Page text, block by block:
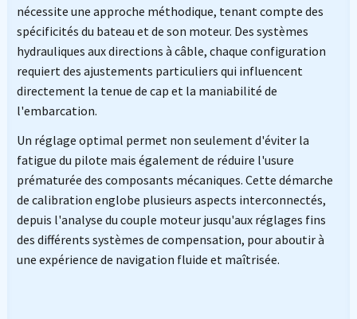
nécessite une approche méthodique, tenant compte des
spécificités du bateau et de son moteur. Des systèmes
hydrauliques aux directions à câble, chaque configuration
requiert des ajustements particuliers qui influencent
directement la tenue de cap et la maniabilité de
l'embarcation.
Un réglage optimal permet non seulement d'éviter la
fatigue du pilote mais également de réduire l'usure
prématurée des composants mécaniques. Cette démarche
de calibration englobe plusieurs aspects interconnectés,
depuis l'analyse du couple moteur jusqu'aux réglages fins
des différents systèmes de compensation, pour aboutir à
une expérience de navigation fluide et maîtrisée.